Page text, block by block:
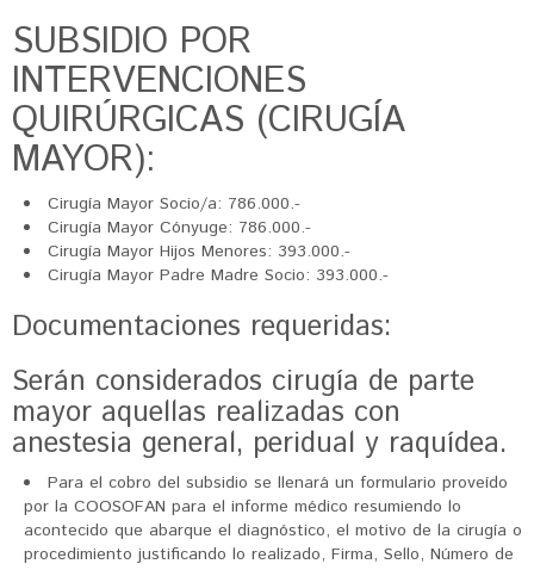
SUBSIDIO POR
INTERVENCIONES
QUIRÚRGICAS (CIRUGÍA
MAYOR):
Cirugía Mayor Socio/a: 786.000.-
Cirugía Mayor Cónyuge: 786.000.-
Cirugía Mayor Hijos Menores: 393.000.-
Cirugía Mayor Padre Madre Socio: 393.000.-
Documentaciones requeridas:
Serán considerados cirugía de parte
mayor aquellas realizadas con
anestesia general, peridual y raquídea.
Para el cobro del subsidio se llenará un formulario proveído
por la COOSOFAN para el informe médico resumiendo lo
acontecido que abarque el diagnóstico, el motivo de la cirugía o
procedimiento justificando lo realizado, Firma, Sello, Número de